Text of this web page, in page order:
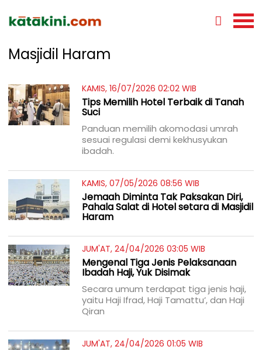
Masjidil Haram
KAMIS, 16/07/2026 02:02 WIB
Tips Memilih Hotel Terbaik di Tanah
Suci
Panduan memilih akomodasi umrah
sesuai regulasi demi kekhusyukan
ibadah.
KAMIS, 07/05/2026 08:56 WIB
Jemaah Diminta Tak Paksakan Diri,
Pahala Salat di Hotel setara di Masjidil
Haram
JUM'AT, 24/04/2026 03:05 WIB
Mengenal Tiga Jenis Pelaksanaan
Ibadah Haji, Yuk Disimak
Secara umum terdapat tiga jenis haji,
yaitu Haji Ifrad, Haji Tamattu’, dan Haji
Qiran
JUM'AT, 24/04/2026 01:05 WIB